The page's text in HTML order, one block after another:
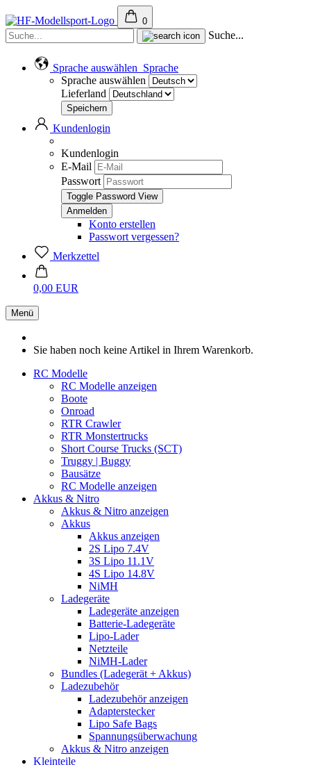
0
Suche...
Sprache auswählen Sprache
Sprache auswählen
Lieferland
Kundenlogin
Kundenlogin
E-Mail
Passwort
Toggle Password View
Konto erstellen
Passwort vergessen?
Merkzettel
0,00 EUR
Menü
Sie haben noch keine Artikel in Ihrem Warenkorb.
RC Modelle
RC Modelle anzeigen
Boote
Onroad
RTR Crawler
RTR Monstertrucks
Short Course Trucks (SCT)
Truggy | Buggy
Bausätze
RC Modelle anzeigen
Akkus & Nitro
Akkus & Nitro anzeigen
Akkus
Akkus anzeigen
2S Lipo 7.4V
3S Lipo 11.1V
4S Lipo 14.8V
NiMH
Ladegeräte
Ladegeräte anzeigen
Batterie-Ladegeräte
Lipo-Lader
Netzteile
NiMH-Lader
Bundles (Ladegerät + Akkus)
Ladezubehör
Ladezubehör anzeigen
Adapterstecker
Lipo Safe Bags
Spannungsüberwachung
Akkus & Nitro anzeigen
Kleinteile